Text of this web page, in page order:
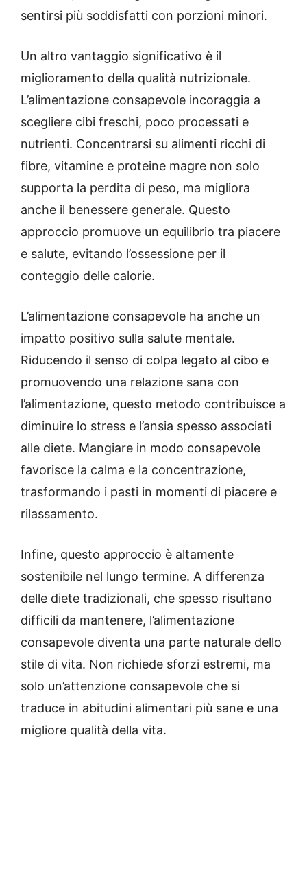
sentirsi più soddisfatti con porzioni minori.
Un altro vantaggio significativo è il
miglioramento della qualità nutrizionale.
L’alimentazione consapevole incoraggia a
scegliere cibi freschi, poco processati e
nutrienti. Concentrarsi su alimenti ricchi di
fibre, vitamine e proteine magre non solo
supporta la perdita di peso, ma migliora
anche il benessere generale. Questo
approccio promuove un equilibrio tra piacere
e salute, evitando l’ossessione per il
conteggio delle calorie.
L’alimentazione consapevole ha anche un
impatto positivo sulla salute mentale.
Riducendo il senso di colpa legato al cibo e
promuovendo una relazione sana con
l’alimentazione, questo metodo contribuisce a
diminuire lo stress e l’ansia spesso associati
alle diete. Mangiare in modo consapevole
favorisce la calma e la concentrazione,
trasformando i pasti in momenti di piacere e
rilassamento.
Infine, questo approccio è altamente
sostenibile nel lungo termine. A differenza
delle diete tradizionali, che spesso risultano
difficili da mantenere, l’alimentazione
consapevole diventa una parte naturale dello
stile di vita. Non richiede sforzi estremi, ma
solo un’attenzione consapevole che si
traduce in abitudini alimentari più sane e una
migliore qualità della vita.